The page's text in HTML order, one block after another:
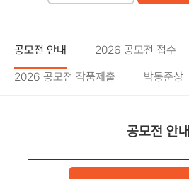
공모전 안내
2026 공모전 접수
2026 공모전 작품제출
박동준상
공모전 안내